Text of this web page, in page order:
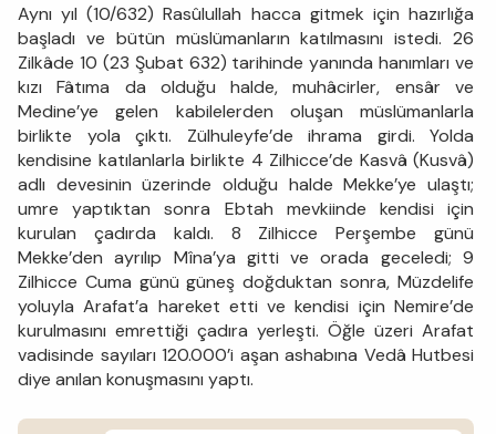
Aynı yıl (10/632) Rasûlullah hacca gitmek için hazırlığa
başladı ve bütün müslümanların katılmasını istedi. 26
Zilkâde 10 (23 Şubat 632) tarihinde yanında hanımları ve
kızı Fâtıma da olduğu halde, muhâcirler, ensâr ve
Medine’ye gelen kabilelerden oluşan müslümanlarla
birlikte yola çıktı. Zülhuleyfe’de ihrama girdi. Yolda
kendisine katılanlarla birlikte 4 Zilhicce’de Kasvâ (Kusvâ)
adlı devesinin üzerinde olduğu halde Mekke’ye ulaştı;
umre yaptıktan sonra Ebtah mevkiinde kendisi için
kurulan çadırda kaldı. 8 Zilhicce Perşembe günü
Mekke’den ayrılıp Mîna’ya gitti ve orada geceledi; 9
Zilhicce Cuma günü güneş doğduktan sonra, Müzdelife
yoluyla Arafat’a hareket etti ve kendisi için Nemire’de
kurulmasını emrettiği çadıra yerleşti. Öğle üzeri Arafat
vadisinde sayıları 120.000’i aşan ashabına Vedâ Hutbesi
diye anılan konuşmasını yaptı.